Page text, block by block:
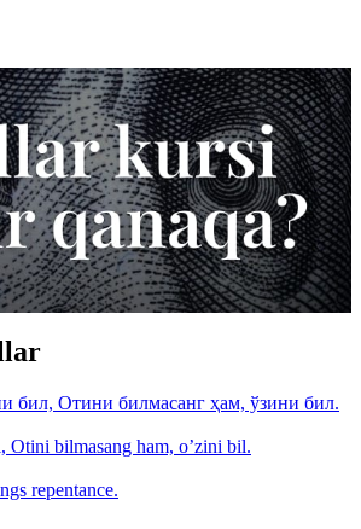
бил, Отини билмасанг ҳам, ўзини бил.
Otini bilmasang ham, oʼzini bil.
repentance.